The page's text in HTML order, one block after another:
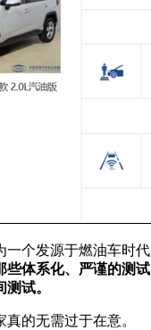
一个发源于燃油车时代
些体系化、严谨的测
试。
的无需过于在意。